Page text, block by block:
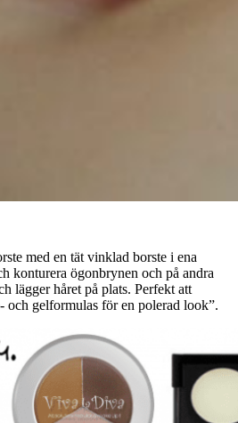
med en tät vinklad borste i ena
konturera ögonbrynen och på andra
lägger håret på plats. Perfekt att
och gelformulas för en polerad look”.